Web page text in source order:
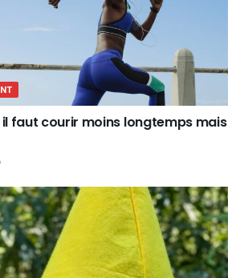
faut courir moins longtemps mais